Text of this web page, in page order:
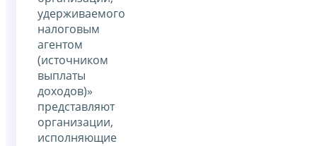
удерживаемого
налоговым
агентом
(источником
выплаты
доходов)»
представляют
организации,
исполняющие